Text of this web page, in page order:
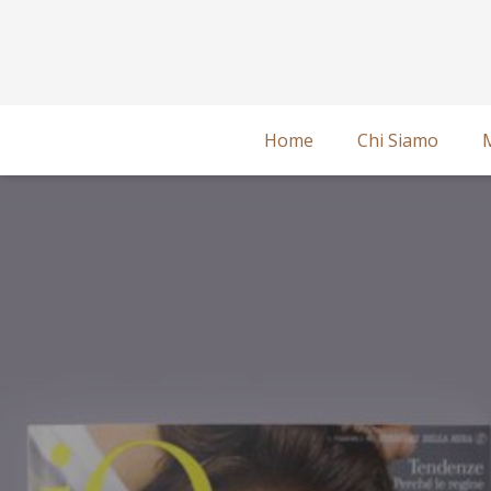
Home Chi Siamo